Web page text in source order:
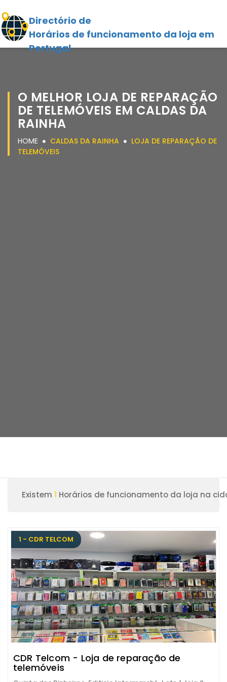
Directório de
Horários de funcionamento da loja em
Portugal
O MELHOR LOJA DE REPARAÇÃO
DE TELEMÓVEIS EM CALDAS DA
RAINHA
HOME CALDAS DA RAINHA
LOJA DE REPARAÇÃO DE
TELEMÓVEIS
Existem 1 Horários de funcionamento da loja na
1 - CDR TELCOM
CDR Telcom - Loja de reparação de
telemóveis